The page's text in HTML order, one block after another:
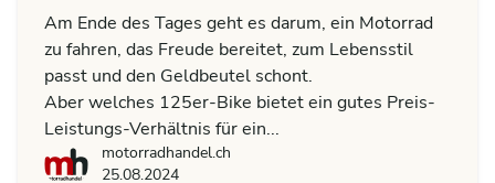
Am Ende des Tages geht es darum, ein Motorrad
zu fahren, das Freude bereitet, zum Lebensstil
passt und den Geldbeutel schont.
Aber welches 125er-Bike bietet ein gutes Preis-
Leistungs-Verhältnis für ein...
motorradhandel.ch
motorradhandel.ch
25.08.2024